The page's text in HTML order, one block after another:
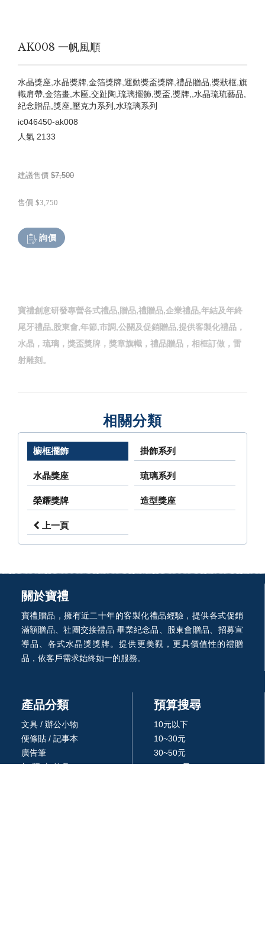
AK008 一帆風順
水晶獎座,水晶獎牌,金箔獎牌,運動獎盃獎牌,禮品贈品,獎狀框,旗
幟肩帶,金箔畫,木匾,交趾陶,琉璃擺飾,獎盃,獎牌,,水晶琉琉藝品,
紀念贈品,獎座,壓克力系列,水琉璃系列
ic046450-ak008
人氣 2133
建議售價 $7,500
售價 $3,750
詢價
寶禮創意研發專營各式禮品,贈品,禮贈品,企業禮品,年結及年終
尾牙禮品,股東會,年節,市調,公關及促銷贈品,提供客製化禮品，
水晶，琉璃，獎盃獎牌，獎章旗幟，禮品贈品，相框訂做，雷
射雕刻。
相關分類
櫥框擺飾 掛飾系列
水晶獎座 琉璃系列
榮耀獎牌 造型獎座
上一頁
關於寶禮
寶禮贈品，擁有近二十年的客製化禮品經驗，提供各式促銷
滿額贈品、社團交接禮品 畢業紀念品、股東會贈品、招募宣
導品、各式水晶獎獎牌。提供更美觀，更具價值性的禮贈
品，依客戶需求始終如一的服務。
產品分類
文具 / 辦公小物
便條貼 / 記事本
廣告筆
杯/瓶/壺/飲具
預算搜尋
10元以下
10~30元
30~50元
50~100元